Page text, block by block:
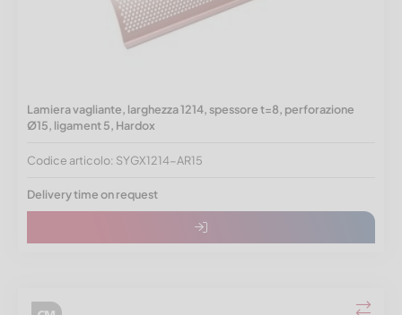
Lamiera vagliante, larghezza 1214, spessore t=8, perforazione
Ø15, ligament 5, Hardox
Codice articolo: SYGX1214-AR15
Delivery time on request